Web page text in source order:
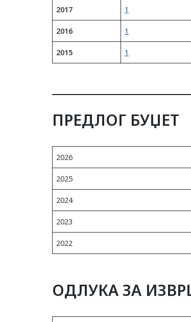
2017 1
2016 1
2015 1
ПРЕДЛОГ БУЏЕТ
2026
2025
2024
2023
2022
ОДЛУКА ЗА